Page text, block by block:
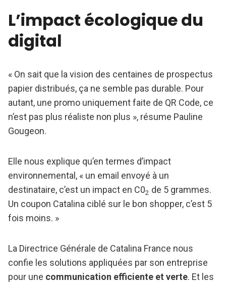
L’impact écologique du
digital
« On sait que la vision des centaines de prospectus
papier distribués, ça ne semble pas durable. Pour
autant, une promo uniquement faite de QR Code, ce
n’est pas plus réaliste non plus », résume Pauline
Gougeon.
Elle nous explique qu’en termes d’impact
environnemental, « un email envoyé à un
destinataire, c’est un impact en C02 de 5 grammes.
Un coupon Catalina ciblé sur le bon shopper, c’est 5
fois moins. »
La Directrice Générale de Catalina France nous
confie les solutions appliquées par son entreprise
pour une communication efficiente et verte. Et les